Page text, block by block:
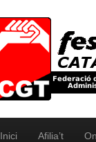
Inici Afilia’t